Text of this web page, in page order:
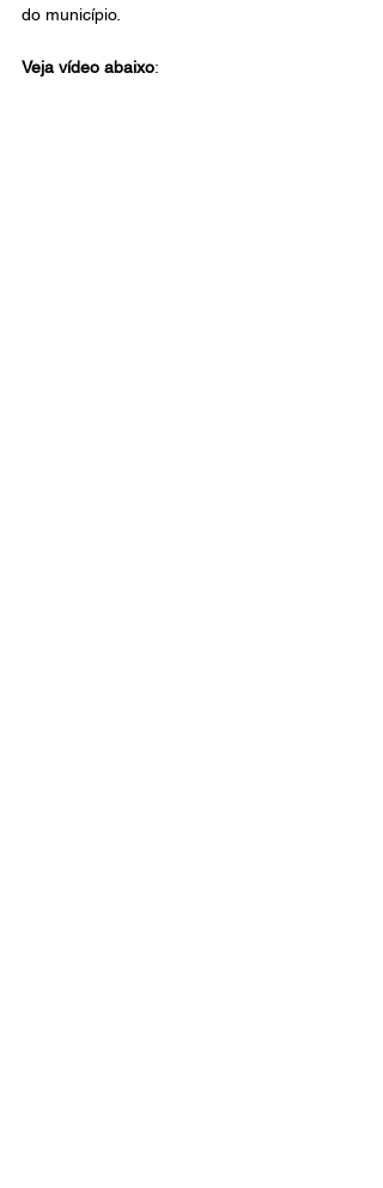
do município.
Veja vídeo abaixo: